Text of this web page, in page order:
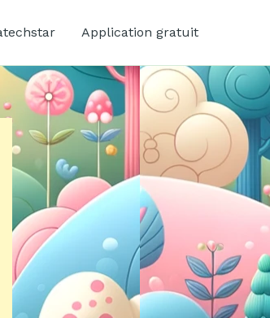
Application gratuit